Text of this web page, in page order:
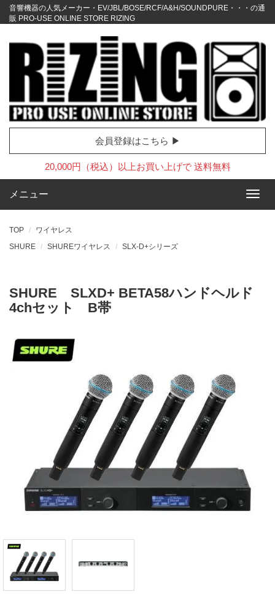
音響機器の人気メーカー・EV/JBL/BOSE/RCF/A&H/SOUNDPURE・・・の通
販 PRO-USE ONLINE STORE RIZING
会員登録はこちら ▶
20,000円（税込）以上お買い上げで 送料無料
メニュー
TOP
ワイヤレス
SHURE
SHUREワイヤレス SLX-D+シリーズ
SHURE SLXD+ BETA58ハンドヘルド
4chセット B帯